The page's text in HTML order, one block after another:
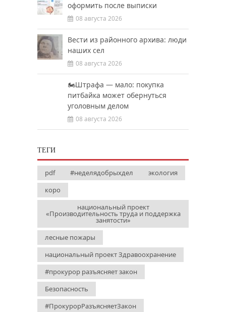
оформить после выписки
08 августа 2026
Вести из районного архива: люди
наших сел
08 августа 2026
🏍️Штрафа — мало: покупка
питбайка может обернуться
уголовным делом
08 августа 2026
ТЕГИ
pdf #неделядобрыхдел
экология
коро
национальный проект
«Производительность труда и поддержка
занятости»
лесные пожары
национальный проект Здравоохранение
#прокурор разъясняет закон
Безопасность
#ПрокурорРазъясняетЗакон